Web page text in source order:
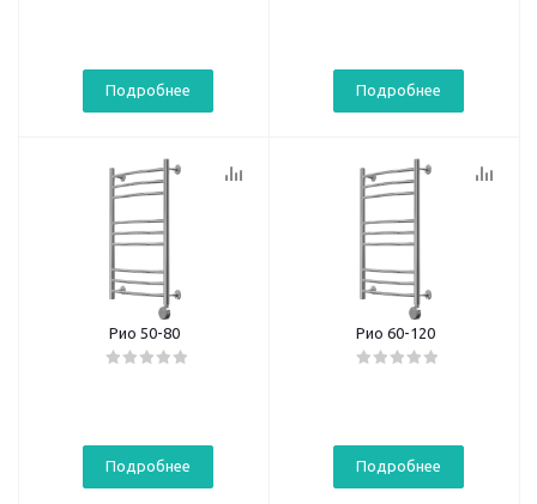
Подробнее Подробнее
Рио 50-80
Подробнее
Рио 60-120
Подробнее